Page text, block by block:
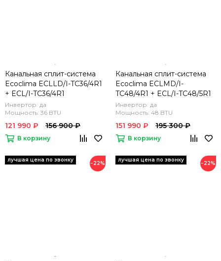
Канальная сплит-система
Ecoclima ECLLD/I-TC36/4R1
+ ECL/I-TC36/4R1
Инвертор: да
Мощность: 36 BTU
121 990 ₽ 156 900 ₽
В корзину
Канальная сплит-система
Ecoclima ECLMD/I-
TC48/4R1 + ECL/I-TC48/5R1
Инвертор: да
Мощность: 48 BTU
151 990 ₽ 195 300 ₽
В корзину
−22% −22%